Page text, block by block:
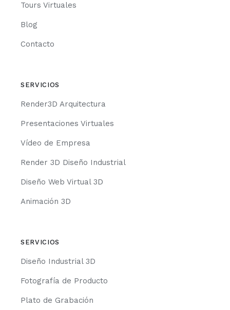
Tours Virtuales
Blog
Contacto
SERVICIOS
Render3D Arquitectura
Presentaciones Virtuales
Vídeo de Empresa
Render 3D Diseño Industrial
Diseño Web Virtual 3D
Animación 3D
SERVICIOS
Diseño Industrial 3D
Fotografía de Producto
Plato de Grabación